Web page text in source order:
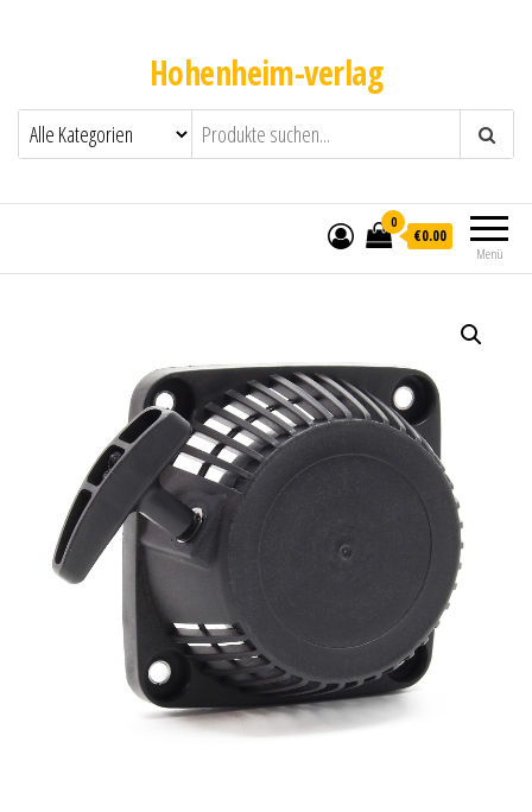
Hohenheim-verlag
Menü
0
€0.00